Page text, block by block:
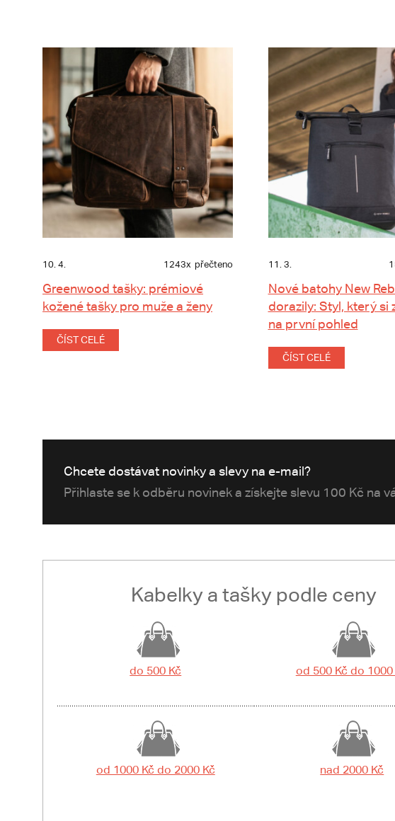
10. 4. 1243x přečteno
Greenwood tašky: prémiové
kožené tašky pro muže a ženy
ČÍST CELÉ
11. 3.
Nové batohy New
dorazily: Styl, který si
na první pohled
ČÍST CELÉ
Chcete dostávat novinky a slevy na e-mail?
Přihlaste se k odběru novinek a získejte slevu 100 Kč na
Kabelky a tašky podle ceny
do 500 Kč od 500 Kč do 1000
od 1000 Kč do 2000 Kč nad 2000 Kč